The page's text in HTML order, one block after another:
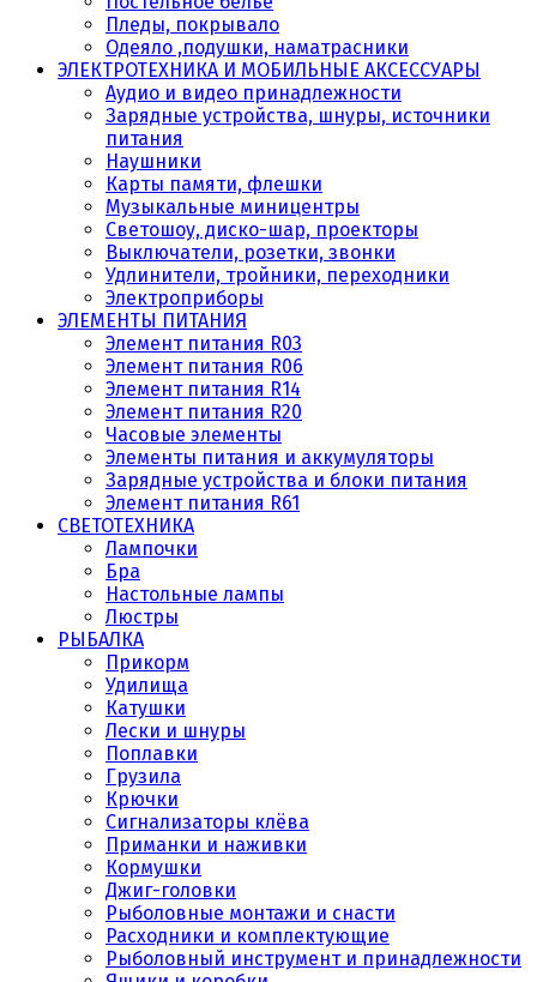
Пледы, покрывало
Одеяло ,подушки, наматрасники
ЭЛЕКТРОТЕХНИКА И МОБИЛЬНЫЕ АКСЕССУАРЫ
Аудио и видео принадлежности
Зарядные устройства, шнуры, источники
питания
Наушники
Карты памяти, флешки
Музыкальные миницентры
Светошоу, диско-шар, проекторы
Выключатели, розетки, звонки
Удлинители, тройники, переходники
Электроприборы
ЭЛЕМЕНТЫ ПИТАНИЯ
Элемент питания R03
Элемент питания R06
Элемент питания R14
Элемент питания R20
Часовые элементы
Элементы питания и аккумуляторы
Зарядные устройства и блоки питания
Элемент питания R61
СВЕТОТЕХНИКА
Лампочки
Бра
Настольные лампы
Люстры
РЫБАЛКА
Прикорм
Удилища
Катушки
Лески и шнуры
Поплавки
Грузила
Крючки
Сигнализаторы клёва
Приманки и наживки
Кормушки
Джиг-головки
Рыболовные монтажи и снасти
Расходники и комплектующие
Рыболовный инструмент и принадлежности